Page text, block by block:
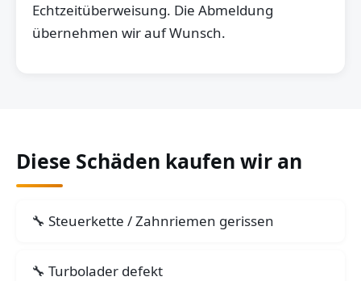
Echtzeitüberweisung. Die Abmeldung
übernehmen wir auf Wunsch.
Diese Schäden kaufen wir an
Steuerkette / Zahnriemen gerissen
Turbolader defekt